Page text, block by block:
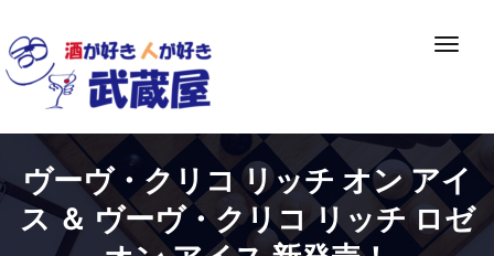
to
content
ナ
ー
シ
ョ
ン
切
ヴーヴ・クリコ リッチ オン アイ
ス ＆ ヴーヴ・クリコ リッチ ロゼ